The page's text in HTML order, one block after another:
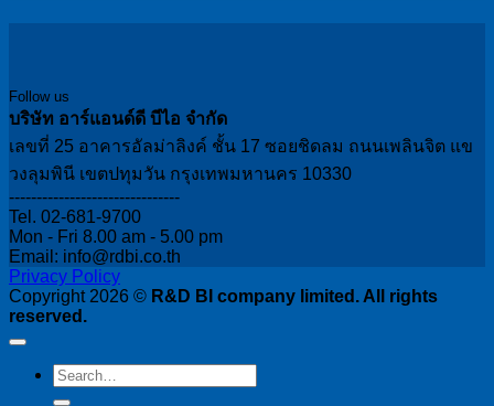
Follow us
บริษัท อาร์แอนด์ดี บีไอ จำกัด
เลขที่ 25 อาคารอัลม่าลิงค์ ชั้น 17 ซอยชิดลม ถนนเพลินจิต แข
วงลุมพินี เขตปทุมวัน กรุงเทพมหานคร 10330
-------------------------------
Tel. 02-681-9700
Mon - Fri 8.00 am - 5.00 pm
Email: info@rdbi.co.th
Privacy Policy
Copyright 2026 © R&D BI company limited. All rights
reserved.